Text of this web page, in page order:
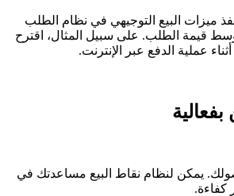
ميزات البيع التوجيهي في نظام الطلب
قيمة الطلب. على سبيل المثال، اقترح
عملية الدفع عبر الإنترنت.
يمكن لنظام نقاط البيع مساعدتك في
كفاءة.